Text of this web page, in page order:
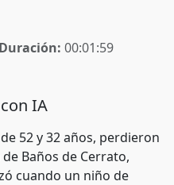
Duración: 00:01:59
IA
52 y 32 años, perdieron
Baños de Cerrato,
cuando un niño de